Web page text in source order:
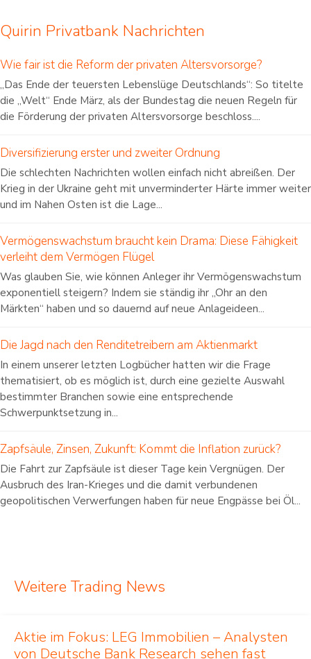
Quirin Privatbank Nachrichten
Wie fair ist die Reform der privaten Altersvorsorge?
„Das Ende der teuersten Lebenslüge Deutschlands“: So titelte
die „Welt“ Ende März, als der Bundestag die neuen Regeln für
die Förderung der privaten Altersvorsorge beschloss....
Diversifizierung erster und zweiter Ordnung
Die schlechten Nachrichten wollen einfach nicht abreißen. Der
Krieg in der Ukraine geht mit unverminderter Härte immer weiter
und im Nahen Osten ist die Lage...
Vermögenswachstum braucht kein Drama: Diese Fähigkeit
verleiht dem Vermögen Flügel
Was glauben Sie, wie können Anleger ihr Vermögenswachstum
exponentiell steigern? Indem sie ständig ihr „Ohr an den
Märkten“ haben und so dauernd auf neue Anlageideen...
Die Jagd nach den Renditetreibern am Aktienmarkt
In einem unserer letzten Logbücher hatten wir die Frage
thematisiert, ob es möglich ist, durch eine gezielte Auswahl
bestimmter Branchen sowie eine entsprechende
Schwerpunktsetzung in...
Zapfsäule, Zinsen, Zukunft: Kommt die Inflation zurück?
Die Fahrt zur Zapfsäule ist dieser Tage kein Vergnügen. Der
Ausbruch des Iran-Krieges und die damit verbundenen
geopolitischen Verwerfungen haben für neue Engpässe bei Öl...
Weitere Trading News
Aktie im Fokus: LEG Immobilien – Analysten
von Deutsche Bank Research sehen fast